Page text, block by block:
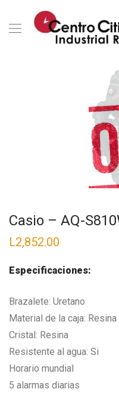
Casio – AQ-
L2,852.00
Especificaciones:
Brazalete: Uretano
Material de la caja: Resina
Cristal: Resina
Resistente al agua: Si
Horario mundial
5 alarmas diarias